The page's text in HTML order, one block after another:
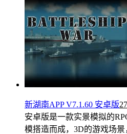
新湖南APP V7.1.60 安卓版
安卓版是一款实景模拟的
模搭造而成，3D的游戏场